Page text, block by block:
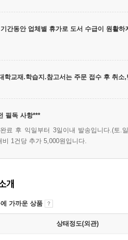
간동안 업체별 휴가로 도서 수급이 원활
학교재.학습지.참고서는 주문 접수 후 취소
필독 사항***
료 후 익일부터 3일이내 발송입니다.(토.
비 1건당 추가 5,000원입니다.
개
가까운 상품
상태정도(외관)